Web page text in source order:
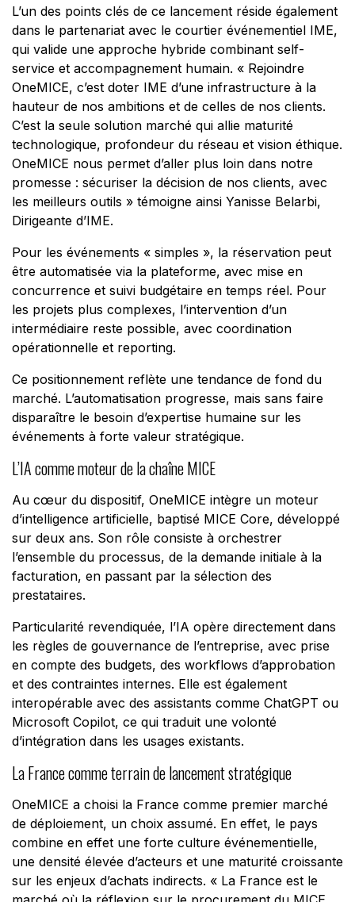
L’un des points clés de ce lancement réside également
dans le partenariat avec le courtier événementiel IME,
qui valide une approche hybride combinant self-
service et accompagnement humain. « Rejoindre
OneMICE, c’est doter IME d’une infrastructure à la
hauteur de nos ambitions et de celles de nos clients.
C’est la seule solution marché qui allie maturité
technologique, profondeur du réseau et vision éthique.
OneMICE nous permet d’aller plus loin dans notre
promesse : sécuriser la décision de nos clients, avec
les meilleurs outils » témoigne ainsi Yanisse Belarbi,
Dirigeante d’IME.
Pour les événements « simples », la réservation peut
être automatisée via la plateforme, avec mise en
concurrence et suivi budgétaire en temps réel. Pour
les projets plus complexes, l’intervention d’un
intermédiaire reste possible, avec coordination
opérationnelle et reporting.
Ce positionnement reflète une tendance de fond du
marché. L’automatisation progresse, mais sans faire
disparaître le besoin d’expertise humaine sur les
événements à forte valeur stratégique.
L’IA comme moteur de la chaîne MICE
Au cœur du dispositif, OneMICE intègre un moteur
d’intelligence artificielle, baptisé MICE Core, développé
sur deux ans. Son rôle consiste à orchestrer
l’ensemble du processus, de la demande initiale à la
facturation, en passant par la sélection des
prestataires.
Particularité revendiquée, l’IA opère directement dans
les règles de gouvernance de l’entreprise, avec prise
en compte des budgets, des workflows d’approbation
et des contraintes internes. Elle est également
interopérable avec des assistants comme ChatGPT ou
Microsoft Copilot, ce qui traduit une volonté
d’intégration dans les usages existants.
La France comme terrain de lancement stratégique
OneMICE a choisi la France comme premier marché
de déploiement, un choix assumé. En effet, le pays
combine en effet une forte culture événementielle,
une densité élevée d’acteurs et une maturité croissante
sur les enjeux d’achats indirects. « La France est le